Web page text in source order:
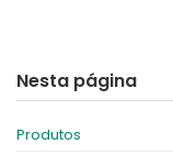
Nesta página
Produtos